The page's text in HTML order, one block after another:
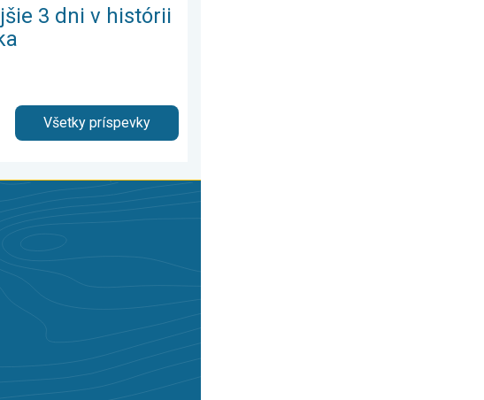
3 dni v histórii
Všetky príspevky